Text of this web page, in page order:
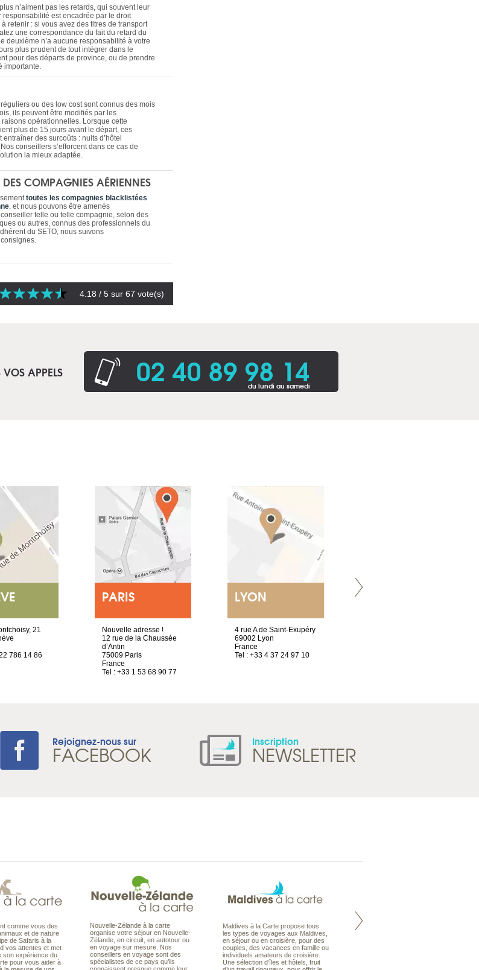
n’aiment pas les retards, qui souvent leur
responsabilité est encadrée par le droit
retenir : si vous avez des titres de transport
une correspondance du fait du retard du
deuxième n’a aucune responsabilité à votre
plus prudent de tout intégrer dans le
pour des départs de province, ou de prendre
importante.
ou des low cost sont connus des mois
ils peuvent être modifiés par les
opérationnelles. Lorsque cette
plus de 15 jours avant le départ, ces
des surcoûts : nuits d’hôtel
conseillers s’efforcent dans ce cas de
la mieux adaptée.
DES COMPAGNIES AÉRIENNES
toutes les compagnies blacklistées
, et nous pouvons être amenés
telle ou telle compagnie, selon des
ou autres, connus des professionnels du
du SETO, nous suivons
4.18 / 5 sur 67 vote(s)
VOS APPELS 02 40 89 98 14
du lundi au samedi
21
786 14 86
PARIS
Nouvelle adresse !
12 rue de la Chaussée
d’Antin
75009 Paris
France
Tel : +33 1 53 68 90 77
LYON
4 rue A de Saint-Exupéry
69002 Lyon
France
Tel : +33 4 37 24 97 10
Rejoignez-nous sur
FACEBOOK Inscription
NEWSLETTER
comme vous des
et de nature
de Safaris à la
vos attentes et met
son expérience du
pour vous aider à
Nouvelle-Zélande à la carte
organise votre séjour en Nouvelle-
Zélande, en circuit, en autotour ou
en voyage sur mesure. Nos
conseillers en voyage sont des
spécialistes de ce pays qu’ils
Maldives à la Carte propose tous
les types de voyages aux Maldives,
en séjour ou en croisière, pour des
couples, des vacances en famille ou
individuels amateurs de croisière.
Une sélection d’îles et hôtels, fruit
Notre site Odyssee est un portail